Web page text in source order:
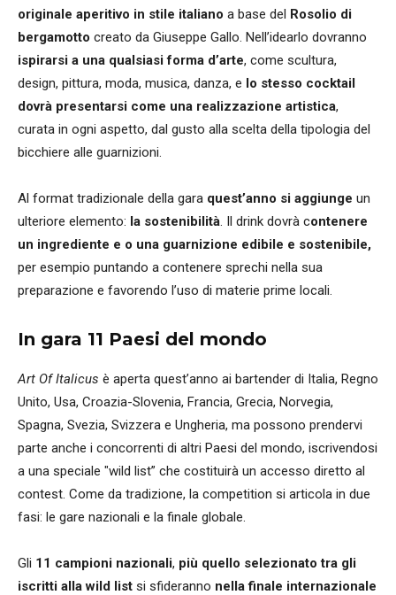
originale aperitivo in stile italiano a base del Rosolio di
bergamotto creato da Giuseppe Gallo. Nell’idearlo dovranno
ispirarsi a una qualsiasi forma d’arte, come scultura,
design, pittura, moda, musica, danza, e lo stesso cocktail
dovrà presentarsi come una realizzazione artistica,
curata in ogni aspetto, dal gusto alla scelta della tipologia del
bicchiere alle guarnizioni.
Al format tradizionale della gara quest’anno si aggiunge un
ulteriore elemento: la sostenibilità. Il drink dovrà contenere
un ingrediente e o una guarnizione edibile e sostenibile,
per esempio puntando a contenere sprechi nella sua
preparazione e favorendo l’uso di materie prime locali.
In gara 11 Paesi del mondo
Art Of Italicus è aperta quest’anno ai bartender di Italia, Regno
Unito, Usa, Croazia-Slovenia, Francia, Grecia, Norvegia,
Spagna, Svezia, Svizzera e Ungheria, ma possono prendervi
parte anche i concorrenti di altri Paesi del mondo, iscrivendosi
a una speciale "wild list” che costituirà un accesso diretto al
contest. Come da tradizione, la competition si articola in due
fasi: le gare nazionali e la finale globale.
Gli 11 campioni nazionali, più quello selezionato tra gli
iscritti alla wild list si sfideranno nella finale internazionale